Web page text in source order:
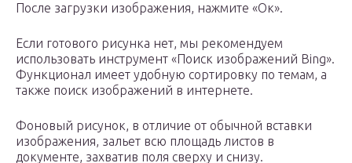
После загрузки изображения, нажмите «Ок».
Если готового рисунка нет, мы рекомендуем
использовать инструмент «Поиск изображений Bing».
Функционал имеет удобную сортировку по темам, а
также поиск изображений в интернете.
Фоновый рисунок, в отличие от обычной вставки
изображения, зальет всю площадь листов в
документе, захватив поля сверху и снизу.